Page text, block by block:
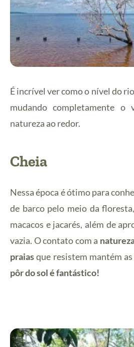
É incrível ver como o nível do
mudando completamente
natureza ao redor.
Cheia
Nessa época é ótimo para
de barco pelo meio da
macacos e jacarés, além de
vazia. O contato com a
praiasque resistem mantém
pôr do sol é fantástico!